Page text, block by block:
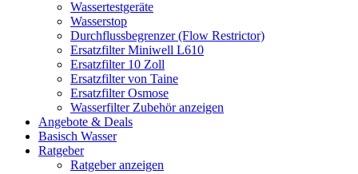
Wassertestgeräte
Wasserstop
Durchflussbegrenzer (Flow Restrictor)
Ersatzfilter Miniwell L610
Ersatzfilter 10 Zoll
Ersatzfilter von Taine
Ersatzfilter Osmose
Wasserfilter Zubehör anzeigen
Angebote & Deals
Basisch Wasser
Ratgeber
Ratgeber anzeigen